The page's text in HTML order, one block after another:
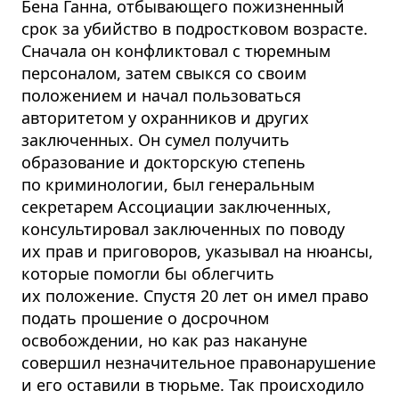
Бена Ганна, отбывающего пожизненный
срок за убийство в подростковом возрасте.
Сначала он конфликтовал с тюремным
персоналом, затем свыкся со своим
положением и начал пользоваться
авторитетом у охранников и других
заключенных. Он сумел получить
образование и докторскую степень
по криминологии, был генеральным
секретарем Ассоциации заключенных,
консультировал заключенных по поводу
их прав и приговоров, указывал на нюансы,
которые помогли бы облегчить
их положение. Спустя 20 лет он имел право
подать прошение о досрочном
освобождении, но как раз накануне
совершил незначительное правонарушение
и его оставили в тюрьме. Так происходило